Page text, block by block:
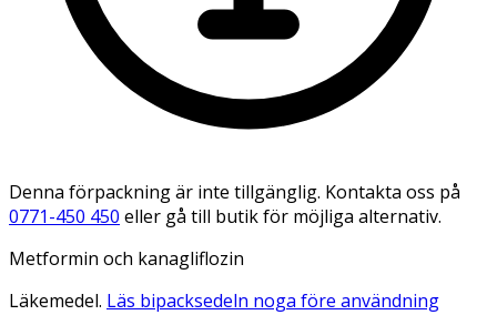
Denna förpackning är inte tillgänglig. Kontakta oss på
0771-450 450 eller gå till butik för möjliga alternativ.
Metformin och kanagliflozin
Läkemedel. Läs bipacksedeln noga före användning